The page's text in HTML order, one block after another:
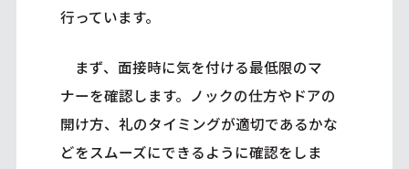
行っています。
まず、面接時に気を付ける最低限のマ
ナーを確認します。ノックの仕方やドアの
開け方、礼のタイミングが適切であるかな
どをスムーズにできるように確認をしま